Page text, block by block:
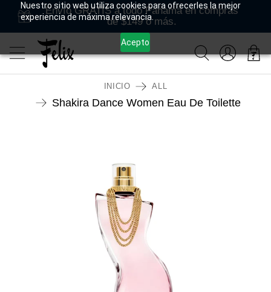
Nuestro sitio web utiliza cookies para ofrecerles la mejor
experiencia de máxima relevancia.
Acepto
Envío GRATIS a todo Panamá en compras
de $149 o más.
INICIO ALL
Shakira Dance Women Eau De Toilette